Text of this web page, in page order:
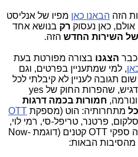
הזה הבאנו כאן מפיו של אנליסט
אולם, כאן נעסוק רק בנושא אחד
של השירות החדש הזה.
הצגנו בצורה מפורטת בעת
, למי שמתעניין בפרטים, וגם
תגובה לעניין לא קיבלתי לכל
שאלותיי בנושא זה). אני חייב להדגיש, שהפרות החוק של yes
חמורות בכמה דרגות
כל מתחרותיה: הוט (מספקת OTT
פרטנר, טריפל-סי, רמי לוי,
נטפליקס, קרטיניה-טי.וי. ועוד כמה ספקי OTT קטנים (דוגמת Now-